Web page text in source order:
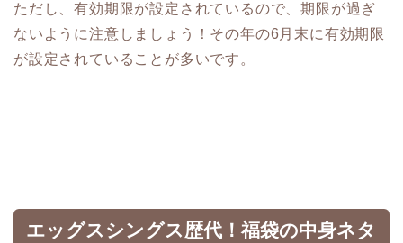
ただし、有効期限が設定されているので、期限が過ぎ
ないように注意しましょう！その年の6月末に有効期限
が設定されていることが多いです。
エッグスシングス歴代！福袋の中身ネタ